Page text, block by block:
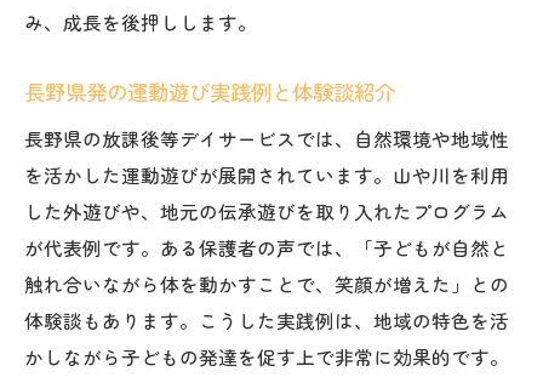
み、成長を後押しします。
長野県発の運動遊び実践例と体験談紹介
長野県の放課後等デイサービスでは、自然環境や地域性
を活かした運動遊びが展開されています。山や川を利用
した外遊びや、地元の伝承遊びを取り入れたプログラム
が代表例です。ある保護者の声では、「子どもが自然と
触れ合いながら体を動かすことで、笑顔が増えた」との
体験談もあります。こうした実践例は、地域の特色を活
かしながら子どもの発達を促す上で非常に効果的です。